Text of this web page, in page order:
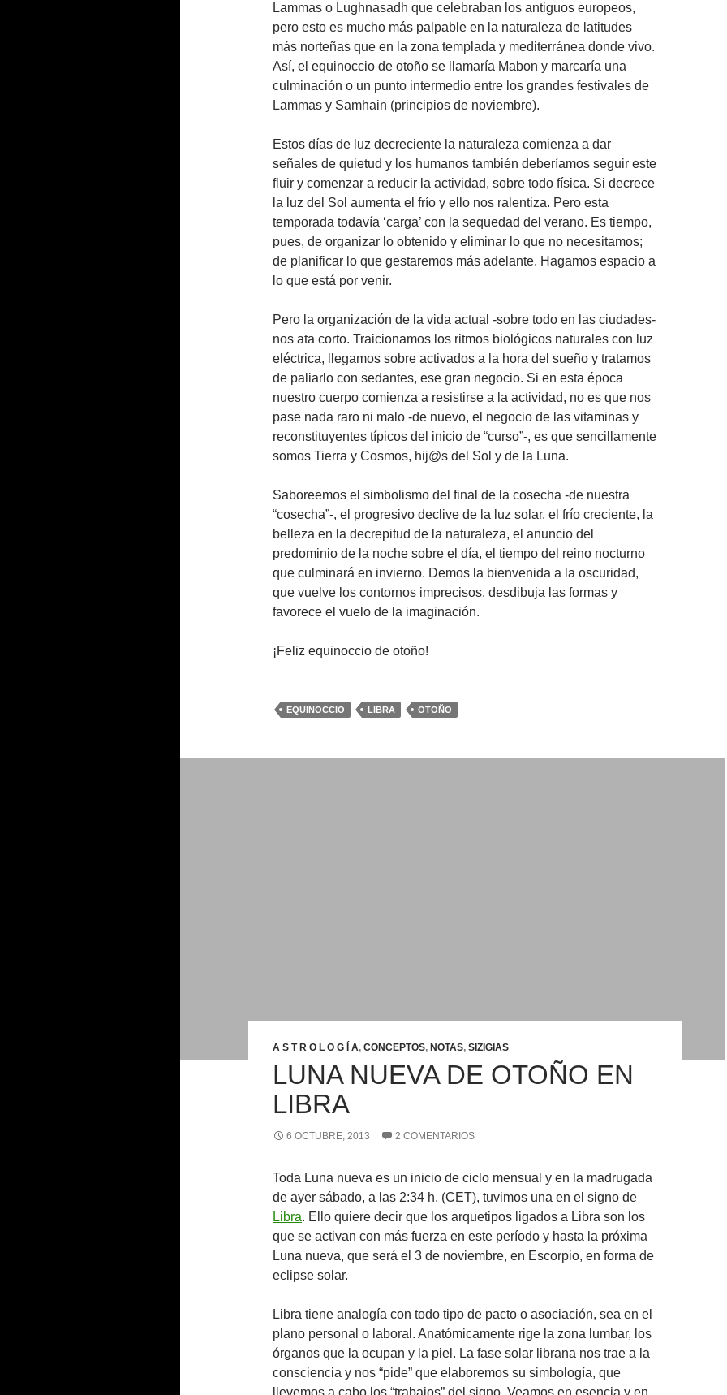
Lammas o Lughnasadh que celebraban los antiguos europeos,
pero esto es mucho más palpable en la naturaleza de latitudes
más norteñas que en la zona templada y mediterránea donde vivo.
Así, el equinoccio de otoño se llamaría Mabon y marcaría una
culminación o un punto intermedio entre los grandes festivales de
Lammas y Samhain (principios de noviembre).
Estos días de luz decreciente la naturaleza comienza a dar
señales de quietud y los humanos también deberíamos seguir este
fluir y comenzar a reducir la actividad, sobre todo física. Si decrece
la luz del Sol aumenta el frío y ello nos ralentiza. Pero esta
temporada todavía ‘carga’ con la sequedad del verano. Es tiempo,
pues, de organizar lo obtenido y eliminar lo que no necesitamos;
de planificar lo que gestaremos más adelante. Hagamos espacio a
lo que está por venir.
Pero la organización de la vida actual -sobre todo en las ciudades-
nos ata corto. Traicionamos los ritmos biológicos naturales con luz
eléctrica, llegamos sobre activados a la hora del sueño y tratamos
de paliarlo con sedantes, ese gran negocio. Si en esta época
nuestro cuerpo comienza a resistirse a la actividad, no es que nos
pase nada raro ni malo -de nuevo, el negocio de las vitaminas y
reconstituyentes típicos del inicio de “curso”-, es que sencillamente
somos Tierra y Cosmos, hij@s del Sol y de la Luna.
Saboreemos el simbolismo del final de la cosecha -de nuestra
“cosecha”-, el progresivo declive de la luz solar, el frío creciente, la
belleza en la decrepitud de la naturaleza, el anuncio del
predominio de la noche sobre el día, el tiempo del reino nocturno
que culminará en invierno. Demos la bienvenida a la oscuridad,
que vuelve los contornos imprecisos, desdibuja las formas y
favorece el vuelo de la imaginación.
¡Feliz equinoccio de otoño!
EQUINOCCIO LIBRA OTOÑO
A S T R O L O G Í A, CONCEPTOS, NOTAS, SIZIGIAS
LUNA NUEVA DE OTOÑO EN
LIBRA
6 OCTUBRE, 2013 2 COMENTARIOS
Toda Luna nueva es un inicio de ciclo mensual y en la madrugada
de ayer sábado, a las 2:34 h. (CET), tuvimos una en el signo de
Libra. Ello quiere decir que los arquetipos ligados a Libra son los
que se activan con más fuerza en este período y hasta la próxima
Luna nueva, que será el 3 de noviembre, en Escorpio, en forma de
eclipse solar.
Libra tiene analogía con todo tipo de pacto o asociación, sea en el
plano personal o laboral. Anatómicamente rige la zona lumbar, los
órganos que la ocupan y la piel. La fase solar librana nos trae a la
consciencia y nos “pide” que elaboremos su simbología, que
llevemos a cabo los “trabajos” del signo. Veamos en esencia y en